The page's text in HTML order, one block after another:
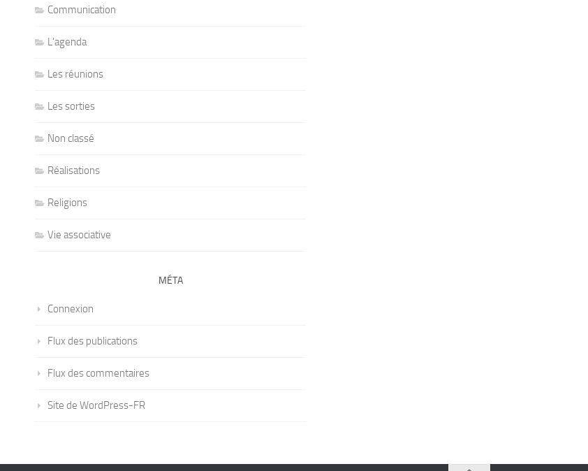
Communication
L'agenda
Les réunions
Les sorties
Non classé
Réalisations
Religions
Vie associative
MÉTA
Connexion
Flux des publications
Flux des commentaires
Site de WordPress-FR